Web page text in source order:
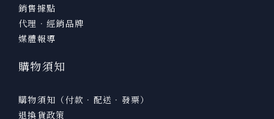
銷售據點
代理．經銷品牌
媒體報導
購物須知
購物須知（付款．配送．發票）
退換貨政策